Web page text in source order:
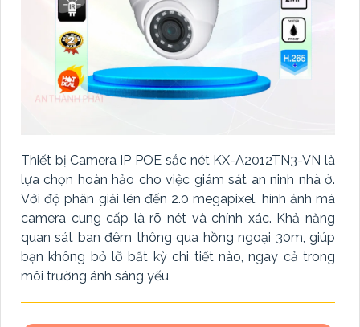
Thiết bị Camera IP POE sắc nét KX-A2012TN3-VN là
lựa chọn hoàn hảo cho việc giám sát an ninh nhà ở.
Với độ phân giải lên đến 2.0 megapixel, hình ảnh mà
camera cung cấp là rõ nét và chính xác. Khả năng
quan sát ban đêm thông qua hồng ngoại 30m, giúp
bạn không bỏ lỡ bất kỳ chi tiết nào, ngay cả trong
môi trường ánh sáng yếu